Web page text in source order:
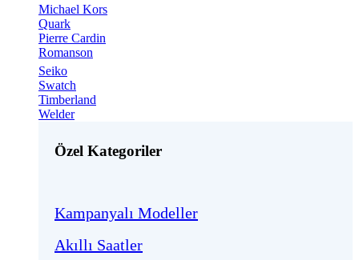
Michael Kors
Quark
Pierre Cardin
Romanson
Seiko
Swatch
Timberland
Welder
Özel Kategoriler
Kampanyalı Modeller
Akıllı Saatler